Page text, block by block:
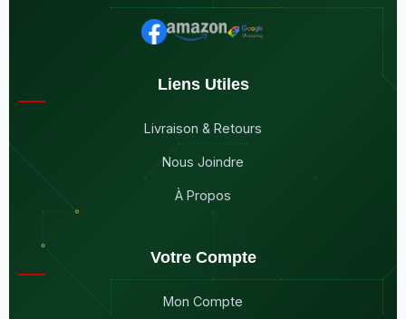
Liens Utiles
Livraison & Retours
Nous Joindre
À Propos
Votre Compte
Mon Compte